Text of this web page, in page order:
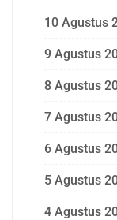
10 Agustus
9 Agustus
8 Agustus
7 Agustus
6 Agustus
5 Agustus
4 Agustus